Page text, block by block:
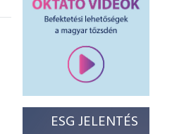
ESG JELENTÉS